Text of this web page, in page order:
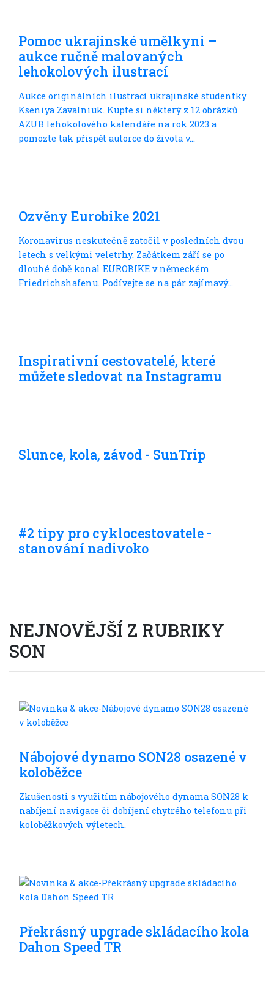
Pomoc ukrajinské umělkyni –
aukce ručně malovaných
lehokolových ilustrací
Aukce originálních ilustrací ukrajinské studentky
Kseniya Zavalniuk. Kupte si některý z 12 obrázků
AZUB lehokolového kalendáře na rok 2023 a
pomozte tak přispět autorce do života v...
Ozvěny Eurobike 2021
Koronavirus neskutečně zatočil v posledních dvou
letech s velkými veletrhy. Začátkem září se po
dlouhé době konal EUROBIKE v německém
Friedrichshafenu. Podívejte se na pár zajímavý...
Inspirativní cestovatelé, které
můžete sledovat na Instagramu
Slunce, kola, závod - SunTrip
#2 tipy pro cyklocestovatele -
stanování nadivoko
NEJNOVĚJŠÍ Z RUBRIKY
SON
Nábojové dynamo SON28 osazené v
koloběžce
Zkušenosti s využitím nábojového dynama SON28 k
nabíjení navigace či dobíjení chytrého telefonu při
koloběžkových výletech.
Překrásný upgrade skládacího kola
Dahon Speed TR